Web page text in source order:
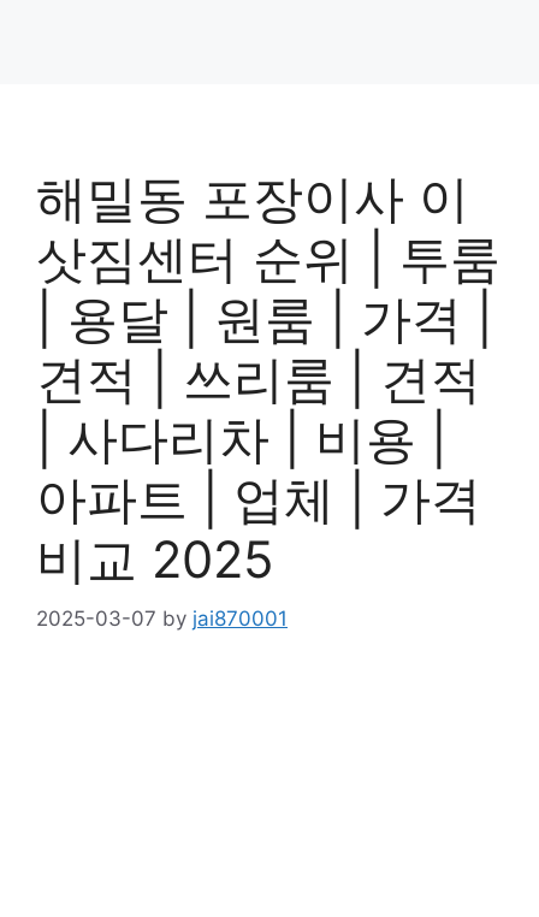
해밀동 포장이사 이
삿짐센터 순위 | 투룸
| 용달 | 원룸 | 가격 |
견적 | 쓰리룸 | 견적
| 사다리차 | 비용 |
아파트 | 업체 | 가격
비교 2025
2025-03-07 by jai870001